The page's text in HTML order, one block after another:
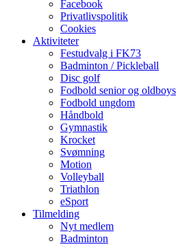
Facebook
Privatlivspolitik
Cookies
Aktiviteter
Festudvalg i FK73
Badminton / Pickleball
Disc golf
Fodbold senior og oldboys
Fodbold ungdom
Håndbold
Gymnastik
Krocket
Svømning
Motion
Volleyball
Triathlon
eSport
Tilmelding
Nyt medlem
Badminton